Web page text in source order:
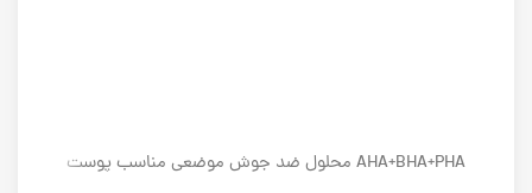
AHA+BHA+PHA محلول ضد جوش موضعی مناسب پوست